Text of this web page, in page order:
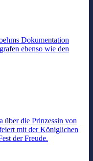
Dokumentation
ebenso wie den
über die Prinzessin von
mit der Königlichen
der Freude.